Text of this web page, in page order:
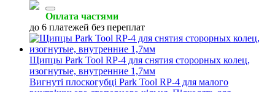
Оплата частями
до 6 платежей без переплат
Щипцы Park Tool RP-4 для снятия сторорных колец,
изогнутые, внутренние 1,7мм
Вигнуті плоскогубці Park Tool RP-4 для малого